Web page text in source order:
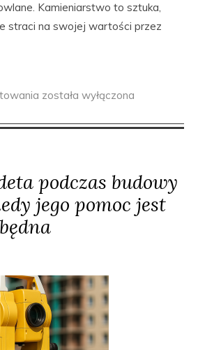
Kamieniarstwo to sztuka,
straci na swojej wartości przez
została wyłączona
podczas budowy
jego pomoc jest